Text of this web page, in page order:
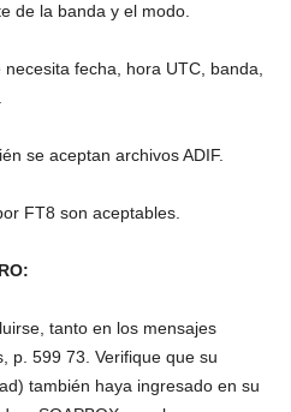
de la banda y el modo.
necesita fecha, hora UTC, banda,
se aceptan archivos ADIF.
FT8 son aceptables.
tanto en los mensajes
p. 599 73. Verifique que su
también haya ingresado en su